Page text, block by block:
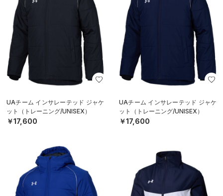
UAチーム インサレーテッド ジャケ
ット（トレーニング/UNISEX）
￥17,600
UAチーム インサレーテッド ジャケ
ット（トレーニング/UNISEX）
￥17,600